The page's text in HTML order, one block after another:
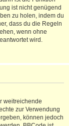
ist nicht genügend
zu holen, indem du
dass du die Regeln
wenn ohne
wird.
weitreichende
zur Verwendung
können jedoch